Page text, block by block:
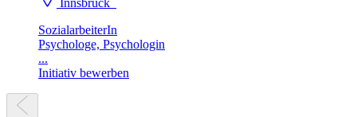
Innsbruck
SozialarbeiterIn
Psychologe, Psychologin
...
Initiativ bewerben